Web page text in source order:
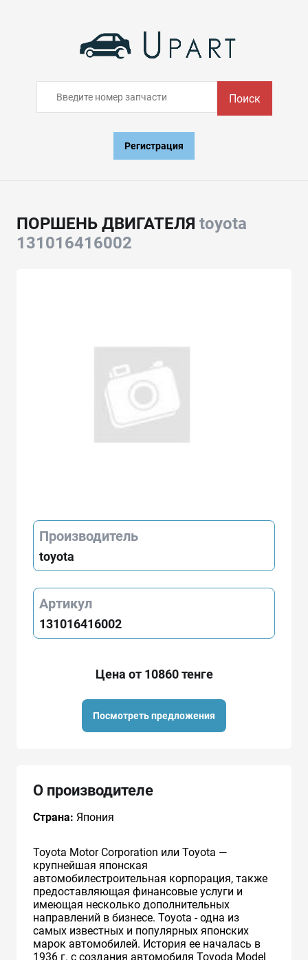
Поиск
Регистрация
ПОРШЕНЬ ДВИГАТЕЛЯ toyota
131016416002
Производитель
toyota
Артикул
131016416002
Цена от 10860 тенге
Посмотреть предложения
О производителе
Страна: Япония
Toyota Motor Corporation или Toyota —
крупнейшая японская
автомобилестроительная корпорация, также
предоставляющая финансовые услуги и
имеющая несколько дополнительных
направлений в бизнесе. Toyota - одна из
самых известных и популярных японских
марок автомобилей. История ее началась в
1936 г. с создания автомобиля Toyoda Model